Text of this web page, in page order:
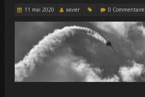
11 mai 2020 xavier 0 Commentaire